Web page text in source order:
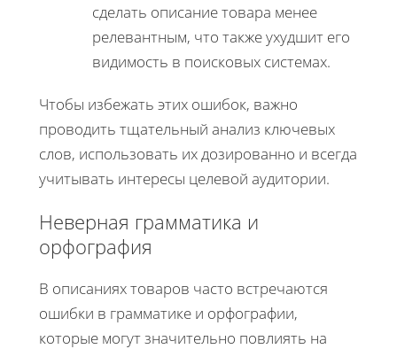
сделать описание товара менее
релевантным, что также ухудшит его
видимость в поисковых системах.
Чтобы избежать этих ошибок, важно
проводить тщательный анализ ключевых
слов, использовать их дозированно и всегда
учитывать интересы целевой аудитории.
Неверная грамматика и
орфография
В описаниях товаров часто встречаются
ошибки в грамматике и орфографии,
которые могут значительно повлиять на